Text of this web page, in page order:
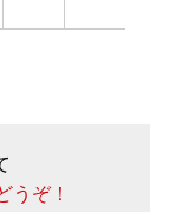
うぞ！